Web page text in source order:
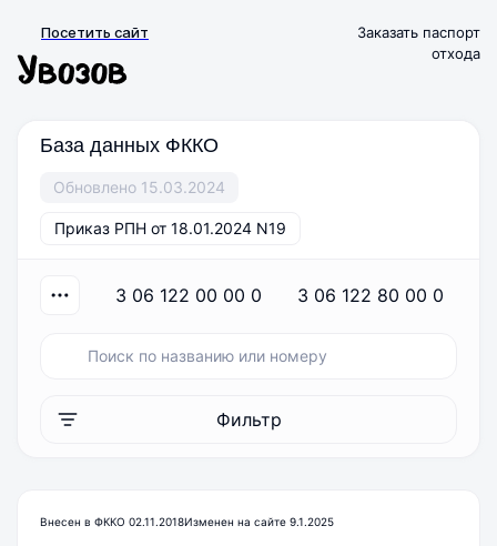
Посетить сайт
Заказать паспорт
отхода
База данных ФККО
Обновлено 15.03.2024
Приказ РПН от 18.01.2024 N19
3 06 122 00 00 0 3 06 122 80 00 0
Фильтр
Внесен в ФККО 02.11.2018Изменен на сайте 9.1.2025